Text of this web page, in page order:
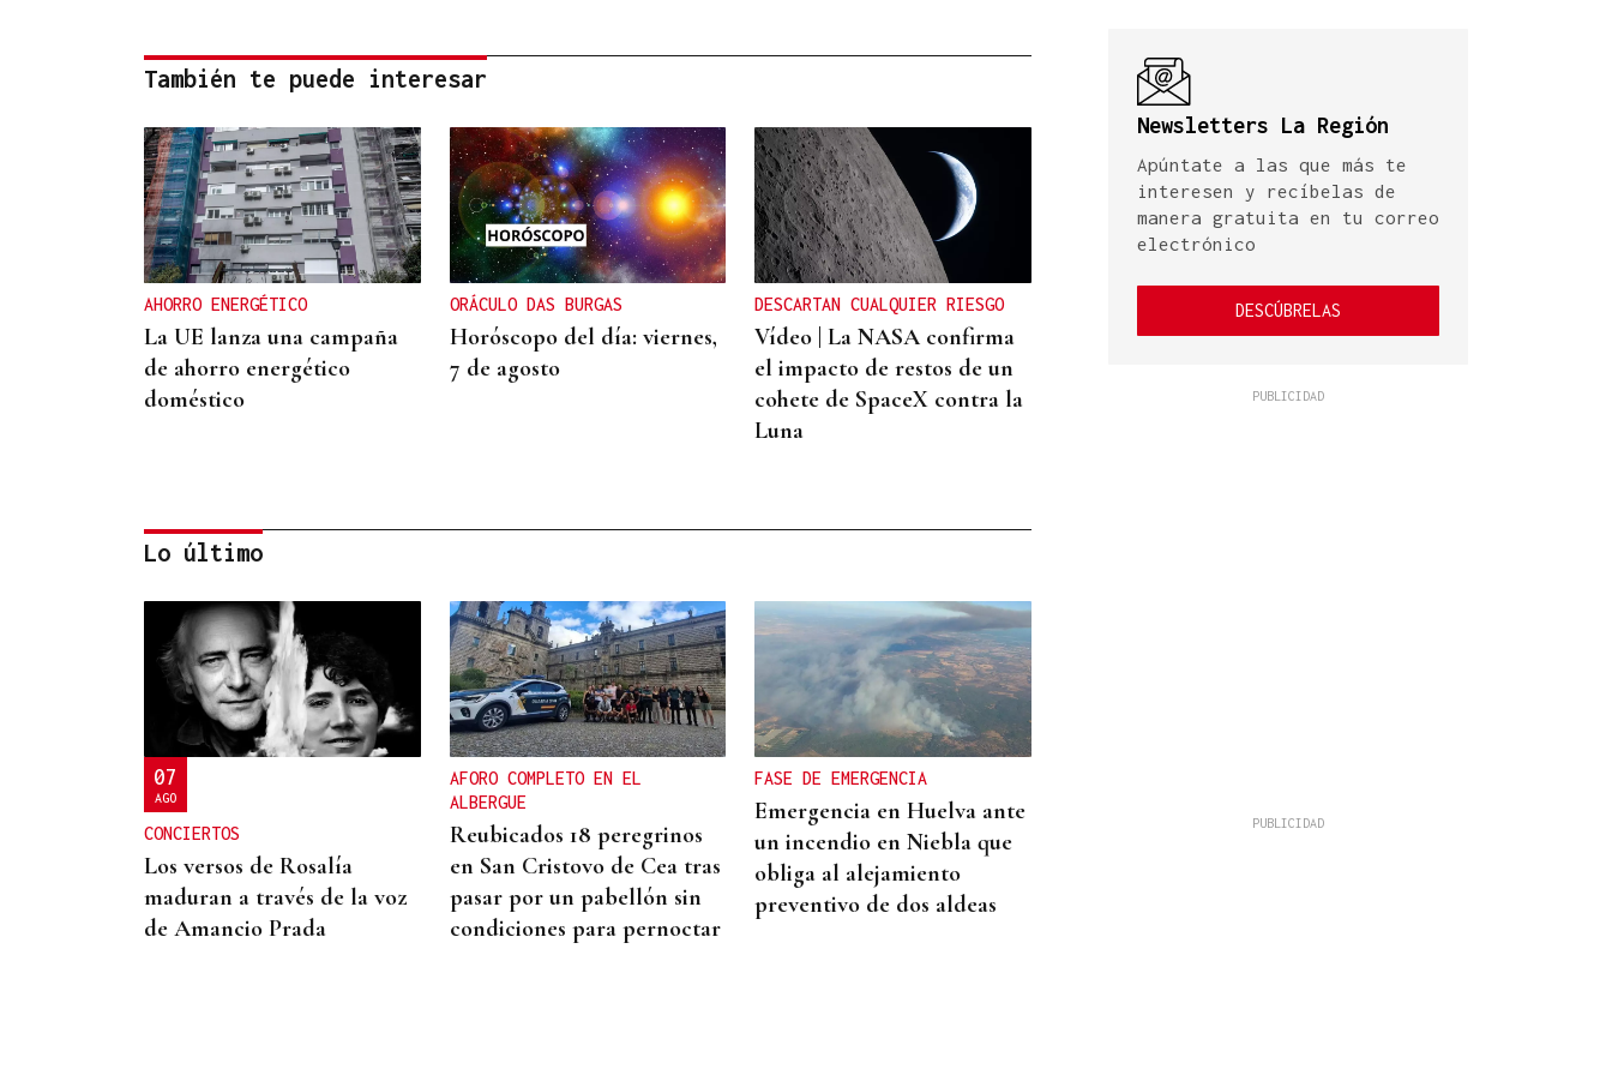
También te puede interesar
AHORRO ENERGÉTICO
La UE lanza una campaña
de ahorro energético
doméstico
ORÁCULO DAS BURGAS
Horóscopo del día: viernes,
7 de agosto
DESCARTAN CUALQUIER RIESGO
Vídeo | La NASA confirma
el impacto de restos de un
cohete de SpaceX contra la
Luna
ORÁCULO DAS BURGAS
Horóscopo del día: jueves, 6
de agosto
Lo último
07
AGO
CONCIERTOS
Los versos de Rosalía
maduran a través de la voz
de Amancio Prada
AFORO COMPLETO EN EL
ALBERGUE
Reubicados 18 peregrinos
en San Cristovo de Cea tras
pasar por un pabellón sin
condiciones para pernoctar
FASE DE EMERGENCIA
Emergencia en Huelva ante
un incendio en Niebla que
obliga al alejamiento
preventivo de dos aldeas
Newsletters La Región
Apúntate a las que más te
interesen y recíbelas de
manera gratuita en tu correo
electrónico
DESCÚBRELAS